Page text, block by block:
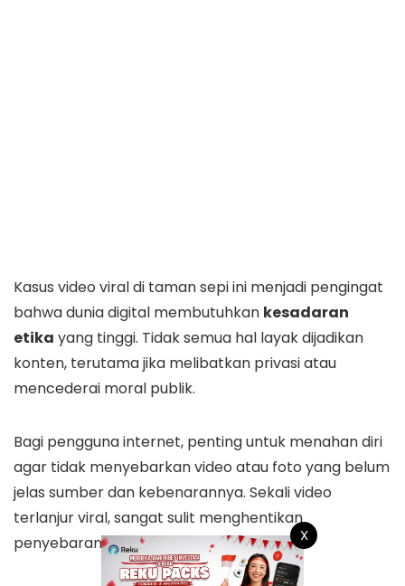
Kasus video viral di taman sepi ini menjadi pengingat
bahwa dunia digital membutuhkan kesadaran
etika yang tinggi. Tidak semua hal layak dijadikan
konten, terutama jika melibatkan privasi atau
mencederai moral publik.
Bagi pengguna internet, penting untuk menahan diri
agar tidak menyebarkan video atau foto yang belum
jelas sumber dan kebenarannya. Sekali video
terlanjur viral, sangat sulit menghentikan
penyebarannya.
X